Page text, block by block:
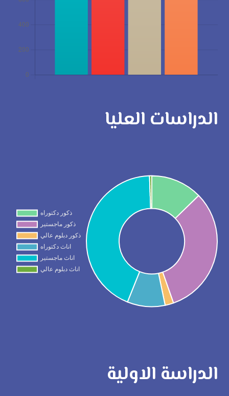
الدراسات العليا
الدراسة الاولية